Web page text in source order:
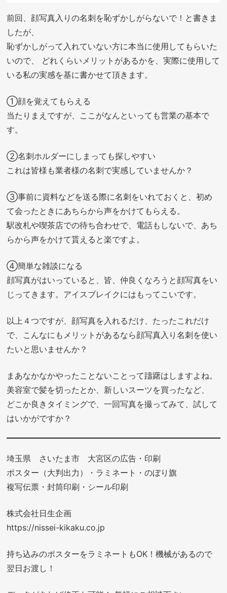
前回、顔写真入りの名刺を恥ずかしがらないで！と書きま
したが、
恥ずかしがって入れていない方に本当に使用してもらいた
いので、 どれくらいメリットがあるかを、実際に使用して
いる私の実感を基に書かせて頂きます。
①顔を覚えてもらえる
当たりまえですが、ここがなんといっても営業の基本で
す。
②名刺ホルダーにしまっても探しやすい
これは皆様も業者様の名刺で実感していませんか？
③事前に資料などを送る際に名刺をいれておくと、初め
て会ったときにあちらから声をかけてもらえる。
駅改札や喫茶店での待ち合わせで、電話もしないで、あち
らから声をかけて貰えると楽ですよ。
④簡単な雑談になる
顔写真がはいっていると、皆、仲良くなろうと顔写真をい
じってきます。アイスブレイクにはもってこいです。
以上４つですが、顔写真を入れるだけ、たったこれだけ
で、こんなにもメリットがあるなら顔写真入り名刺を使い
たいと思いませんか？
まあなかなかやったことないことって躊躇はしますよね。
美容室で髪を切ったとか、新しいスーツを買ったなど、
どこか良きタイミングで、一回写真を撮ってみて、試して
はいかがですか？
埼玉県 さいたま市 大宮区の広告・印刷
ポスター（大判出力）・ラミネート・のぼり旗
複写伝票・封筒印刷・シール印刷
株式会社日生企画
https://nissei-kikaku.co.jp
持ち込みのポスターをラミネートもOK！機械があるので
翌日お渡し！